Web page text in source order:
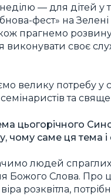
— для дітей у
фест» на
прагнемо
виконувати своє
велику потребу у
семінаристів та
цьогорічного
чому саме ця тема і
людей спраглих,
Божого Слова. Про
розквітла,